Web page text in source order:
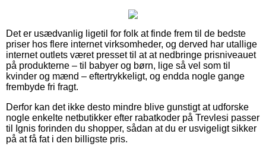
Det er usædvanlig ligetil for folk at finde frem til de bedste
priser hos flere internet virksomheder, og derved har utallige
internet outlets været presset til at at nedbringe prisniveauet
på produkterne – til babyer og børn, lige så vel som til
kvinder og mænd – eftertrykkeligt, og endda nogle gange
frembyde fri fragt.
Derfor kan det ikke desto mindre blive gunstigt at udforske
nogle enkelte netbutikker efter rabatkoder på Trevlesi passer
til Ignis forinden du shopper, sådan at du er usvigeligt sikker
på at få fat i den billigste pris.